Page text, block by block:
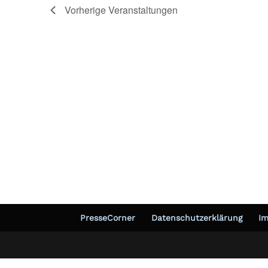
of
VorherigeVeranstaltungen
PresseCorner Datenschutzerklärung